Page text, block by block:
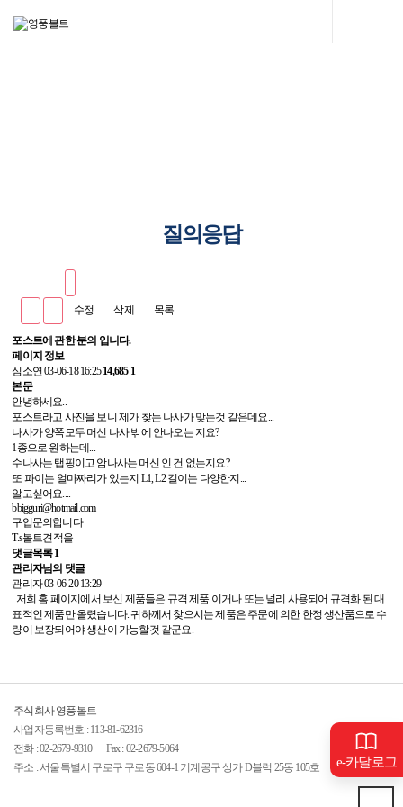
질의응답
수정 삭제 목록
포스트에 관한 분의 입니다.
페이지 정보
심소연03-06-18 16:2514,685 1
본문
안녕하세요..
포스트라고 사진을 보니 제가 찾는 나사가 맞는것 같은데요...
나사가 양쪽모두 머신 나사 밖에 안나오는 지요?
1종으로 원하는데...
수나사는 탭핑이고 암나사는 머신 인 건 없는지요?
또 파이는 얼마짜리가 있는지 L1, L2 길이는 다양한지...
알고싶어요....
bbigguri@hotmail.com
구입문의합니다
T.s볼트견적을
댓글목록1
관리자님의 댓글
관리자03-06-20 13:29
저희 홈 페이지에서 보신 제품들은 규격 제품 이거나 또는 널리 사용되어 규격화 된 대
표적인 제품만 올렸습니다. 귀하께서 찾으시는 제품은 주문에 의한 한정 생산품으로 수
량이 보장되어야 생산이 가능할것 같군요.
주식회사 영풍볼트
사업자등록번호 : 113-81-62316
전화 :02-2679-9310
Fax : 02-2679-5064
주소 : 서울특별시 구로구 구로동 604-1 기계공구 상가 D블럭 25동 105호
e-카달로그